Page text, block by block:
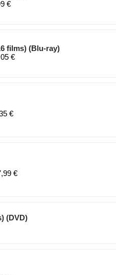
ray)
films) (Blu-ray)
films) (DVD)